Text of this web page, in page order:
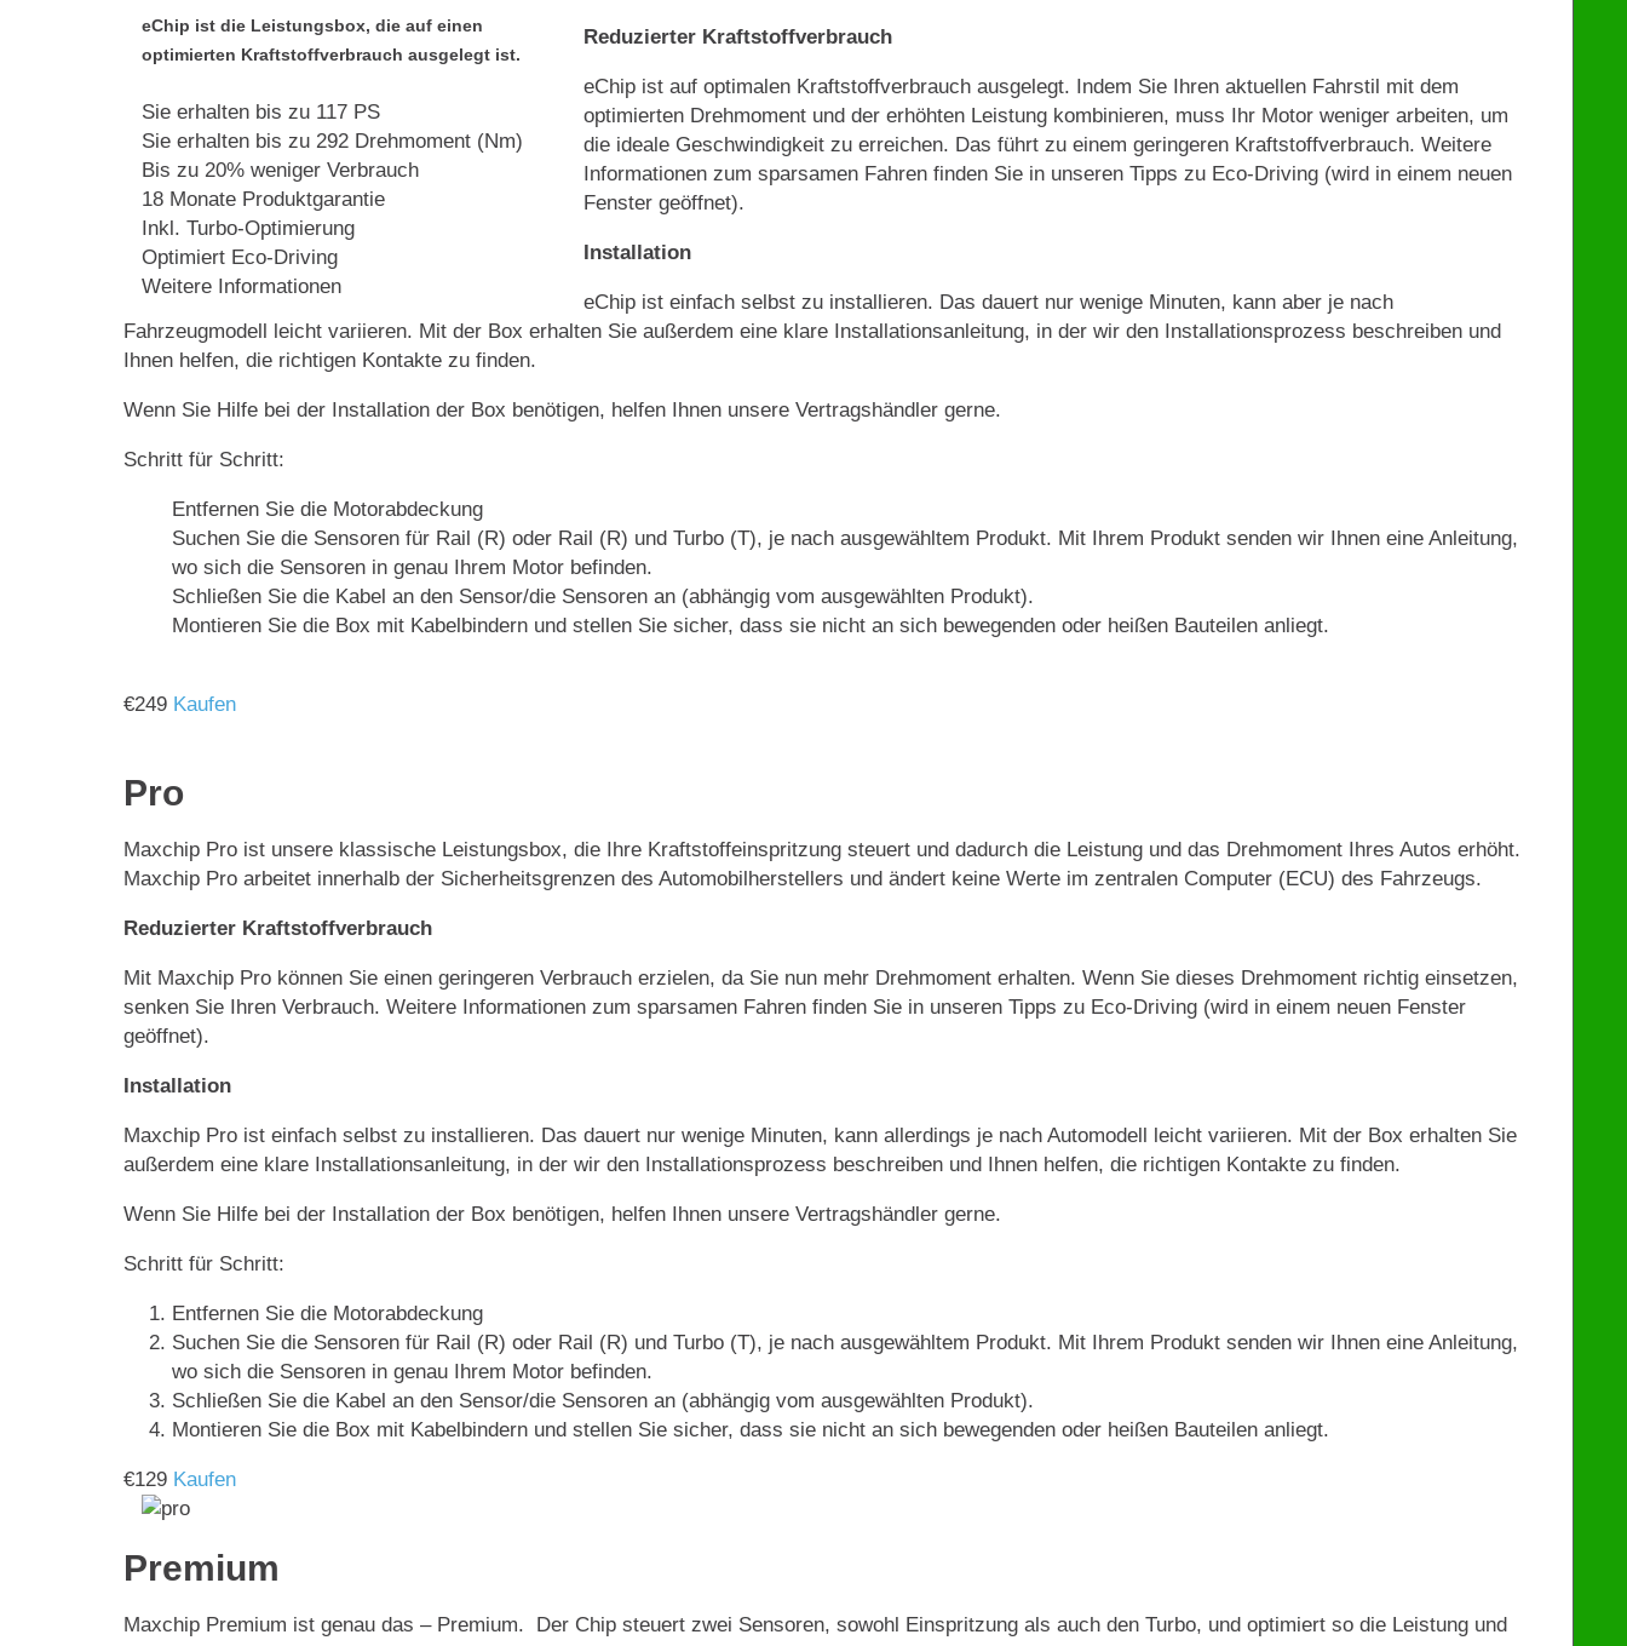
eChip ist die Leistungsbox, die auf einen
optimierten Kraftstoffverbrauch ausgelegt ist.
Sie erhalten bis zu 117 PS
Sie erhalten bis zu 292 Drehmoment (Nm)
Bis zu 20% weniger Verbrauch
18 Monate Produktgarantie
Inkl. Turbo-Optimierung
Optimiert Eco-Driving
Weitere Informationen
Reduzierter Kraftstoffverbrauch
eChip ist auf optimalen Kraftstoffverbrauch ausgelegt. Indem Sie Ihren aktuellen Fahrstil mit dem
optimierten Drehmoment und der erhöhten Leistung kombinieren, muss Ihr Motor weniger arbeiten, um
die ideale Geschwindigkeit zu erreichen. Das führt zu einem geringeren Kraftstoffverbrauch. Weitere
Informationen zum sparsamen Fahren finden Sie in unseren Tipps zu Eco-Driving (wird in einem neuen
Fenster geöffnet).
Installation
eChip ist einfach selbst zu installieren. Das dauert nur wenige Minuten, kann aber je nach
Fahrzeugmodell leicht variieren. Mit der Box erhalten Sie außerdem eine klare Installationsanleitung, in der wir den Installationsprozess beschreiben und
Ihnen helfen, die richtigen Kontakte zu finden.
Wenn Sie Hilfe bei der Installation der Box benötigen, helfen Ihnen unsere Vertragshändler gerne.
Schritt für Schritt:
Entfernen Sie die Motorabdeckung
Suchen Sie die Sensoren für Rail (R) oder Rail (R) und Turbo (T), je nach ausgewähltem Produkt. Mit Ihrem Produkt senden wir Ihnen eine Anleitung,
wo sich die Sensoren in genau Ihrem Motor befinden.
Schließen Sie die Kabel an den Sensor/die Sensoren an (abhängig vom ausgewählten Produkt).
Montieren Sie die Box mit Kabelbindern und stellen Sie sicher, dass sie nicht an sich bewegenden oder heißen Bauteilen anliegt.
€249 Kaufen
Pro
Maxchip Pro ist unsere klassische Leistungsbox, die Ihre Kraftstoffeinspritzung steuert und dadurch die Leistung und das Drehmoment Ihres Autos erhöht.
Maxchip Pro arbeitet innerhalb der Sicherheitsgrenzen des Automobilherstellers und ändert keine Werte im zentralen Computer (ECU) des Fahrzeugs.
Reduzierter Kraftstoffverbrauch
Mit Maxchip Pro können Sie einen geringeren Verbrauch erzielen, da Sie nun mehr Drehmoment erhalten. Wenn Sie dieses Drehmoment richtig einsetzen,
senken Sie Ihren Verbrauch. Weitere Informationen zum sparsamen Fahren finden Sie in unseren Tipps zu Eco-Driving (wird in einem neuen Fenster
geöffnet).
Installation
Maxchip Pro ist einfach selbst zu installieren. Das dauert nur wenige Minuten, kann allerdings je nach Automodell leicht variieren. Mit der Box erhalten Sie
außerdem eine klare Installationsanleitung, in der wir den Installationsprozess beschreiben und Ihnen helfen, die richtigen Kontakte zu finden.
Wenn Sie Hilfe bei der Installation der Box benötigen, helfen Ihnen unsere Vertragshändler gerne.
Schritt für Schritt:
Entfernen Sie die Motorabdeckung
Suchen Sie die Sensoren für Rail (R) oder Rail (R) und Turbo (T), je nach ausgewähltem Produkt. Mit Ihrem Produkt senden wir Ihnen eine Anleitung,
wo sich die Sensoren in genau Ihrem Motor befinden.
Schließen Sie die Kabel an den Sensor/die Sensoren an (abhängig vom ausgewählten Produkt).
Montieren Sie die Box mit Kabelbindern und stellen Sie sicher, dass sie nicht an sich bewegenden oder heißen Bauteilen anliegt.
€129 Kaufen
Premium
Maxchip Premium ist genau das – Premium. Der Chip steuert zwei Sensoren, sowohl Einspritzung als auch den Turbo, und optimiert so die Leistung und